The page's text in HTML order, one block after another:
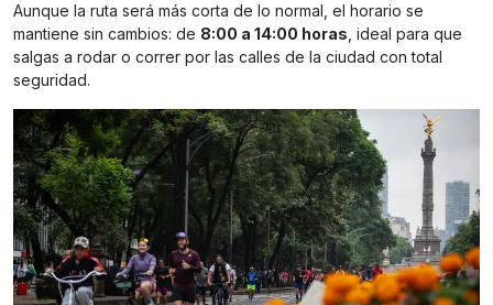
Aunque la ruta será más corta de lo normal, el horario se
mantiene sin cambios: de 8:00 a 14:00 horas, ideal para que
salgas a rodar o correr por las calles de la ciudad con total
seguridad.